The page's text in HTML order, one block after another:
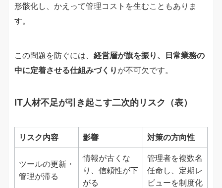
形骸化し、かえって管理コストを生むこともありま
す。
この問題を防ぐには、 経営層が旗を振り、日常業務の
中に定着させる仕組みづくり が不可欠です。
IT人材不足が引き起こす二次的リスク（表）
リスク内容 影響 対策の方向性
ツールの更新・
管理が滞る
情報が古くな
り、信頼性が下
がる
管理者を複数名
任命し、定期レ
ビューを制度化